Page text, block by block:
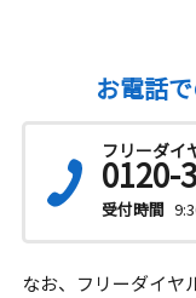
お電話
フリーダイ
0120-
受付時間
なお、フリーダイヤ